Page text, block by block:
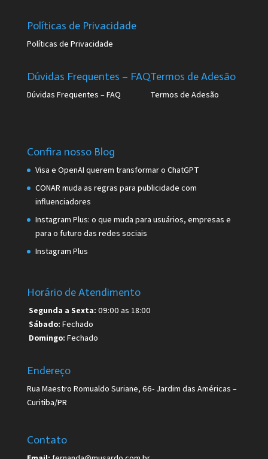
Políticas de Privacidade
Políticas de Privacidade
Dúvidas Frequentes – FAQ
Dúvidas Frequentes – FAQ
Termos de Adesão
Termos de Adesão
Confira nosso Blog
Visa e OpenAI querem transformar o ChatGPT
CONAR muda as regras para publicidade com
influenciadores
Instagram Plus: o que muda para usuários, empresas e
para o futuro das redes sociais
Instagram Plus
Horário de Atendimento
Segunda a Sexta: 09:00 as 18:00
Sábado: Fechado
Domingo: Fechado
Endereço
Rua Maestro Romualdo Suriane, 66- Jardim das Américas –
Curitiba/PR
Contato